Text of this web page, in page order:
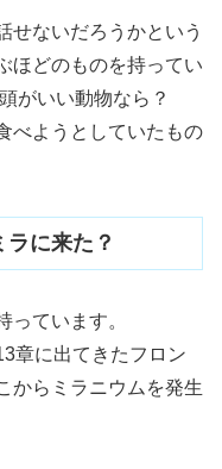
せないだろうかという
ほどのものを持ってい
がいい動物なら？
ようとしていたもの
に来た？
っています。
章に出てきたフロン
からミラニウムを発生